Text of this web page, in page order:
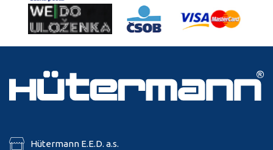
Hütermann E.E.D. a.s.